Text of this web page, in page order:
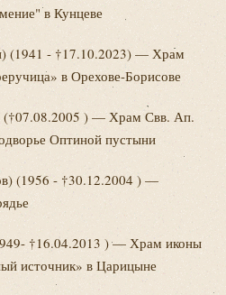
в Кунцеве
(1941 - †17.10.2023) — Храм
в Орехове-Борисове
(†07.08.2005 ) — Храм Свв. Ап.
Оптиной пустыни
(1956 - †30.12.2004 ) —
†16.04.2013 ) — Храм иконы
источник» в Царицыне